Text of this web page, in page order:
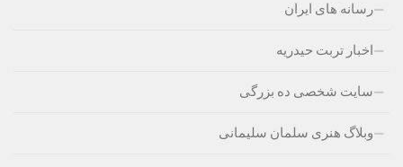
رسانه های ایران
اخبار تربت حیدریه
سایت شخصی ده بزرگی
وبلاگ هنری سلمان سلیمانی